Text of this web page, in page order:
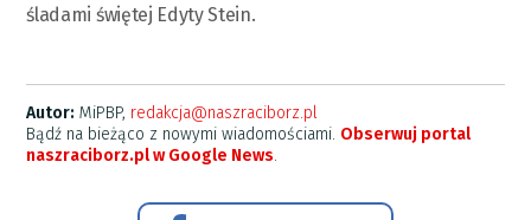
śladami świętej Edyty Stein.
Autor: MiPBP, redakcja@naszraciborz.pl
Bądź na bieżąco z nowymi wiadomościami. Obserwuj portal
naszraciborz.pl w Google News.